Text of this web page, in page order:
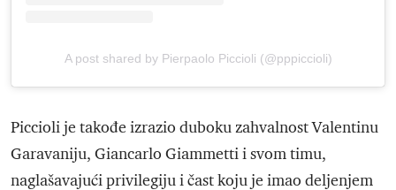
A post shared by Pierpaolo Piccioli (@pppiccioli)
Piccioli je takođe izrazio duboku zahvalnost Valentinu
Garavaniju, Giancarlo Giammetti i svom timu,
naglašavajući privilegiju i čast koju je imao deljenjem